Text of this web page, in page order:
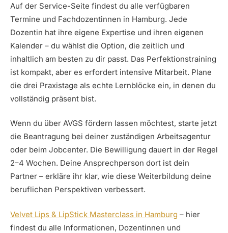
Auf der Service-Seite findest du alle verfügbaren
Termine und Fachdozentinnen in Hamburg. Jede
Dozentin hat ihre eigene Expertise und ihren eigenen
Kalender – du wählst die Option, die zeitlich und
inhaltlich am besten zu dir passt. Das Perfektionstraining
ist kompakt, aber es erfordert intensive Mitarbeit. Plane
die drei Praxistage als echte Lernblöcke ein, in denen du
vollständig präsent bist.
Wenn du über AVGS fördern lassen möchtest, starte jetzt
die Beantragung bei deiner zuständigen Arbeitsagentur
oder beim Jobcenter. Die Bewilligung dauert in der Regel
2–4 Wochen. Deine Ansprechperson dort ist dein
Partner – erkläre ihr klar, wie diese Weiterbildung deine
beruflichen Perspektiven verbessert.
Velvet Lips & LipStick Masterclass in Hamburg – hier
findest du alle Informationen, Dozentinnen und